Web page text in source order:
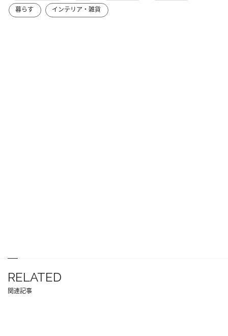
暮らす
インテリア・雑貨
RELATED
関連記事